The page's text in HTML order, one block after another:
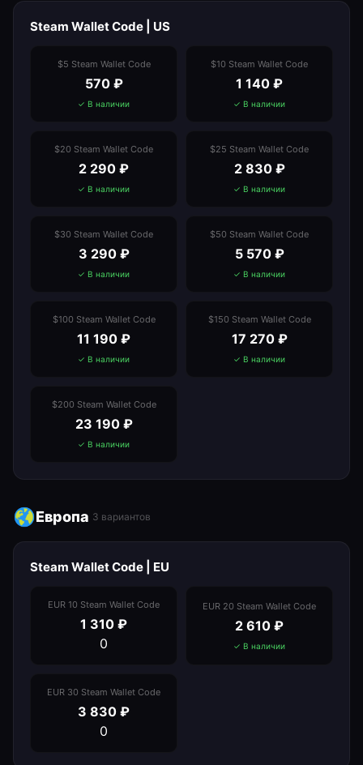
Steam Wallet Code | US
$5 Steam Wallet Code
570₽
✓ В наличии
$10 Steam Wallet Code
1 140 ₽
✓ В наличии
$20 Steam Wallet Code
2 290 ₽
✓ В наличии
$25 Steam Wallet Code
2 830₽
✓ В наличии
$30 Steam Wallet Code
3 290₽
✓ В наличии
$50 Steam Wallet Code
5 570₽
✓ В наличии
$100 Steam Wallet Code
11 190 ₽
✓ В наличии
$150 Steam Wallet Code
17 270₽
✓ В наличии
$200 Steam Wallet Code
23 190₽
✓ В наличии
Европа 3 вариантов
Steam Wallet Code | EU
EUR 10 Steam Wallet Code
1 310 ₽
0
EUR 20 Steam Wallet Code
2 610 ₽
✓ В наличии
EUR 30 Steam Wallet Code
3 830 ₽
0